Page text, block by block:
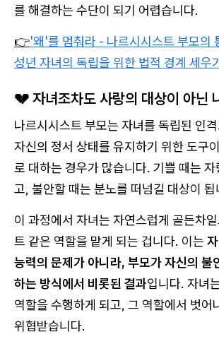
를 해결하는 수단이 되기 어렵습니다.
👉'왜'를 멈춰라 - 나르시시스트 부모의
성년 자녀의 독립을 위한 법적 경계 세우
💔 자녀조차도 사랑의 대상이 아닌
나르시시스트 부모는 자녀를 독립된 인
자신의 정서 상태를 유지하기 위한 도구
로 대하는 경우가 많습니다. 기쁠 때는 자
고, 불안할 때는 분노를 떠넘길 대상이 됩
이 과정에서 자녀는 자연스럽게 골든차
트 같은 역할을 맡게 되는 겁니다. 이는
능력의 문제가 아니라, 부모가 자신의 불
하는 방식에서 비롯된 결과입니다. 자녀
역할을 수행하게 되고, 그 역할에서 벗어
위협받습니다.